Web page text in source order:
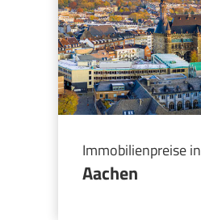
Immobilienpreise in
Aachen